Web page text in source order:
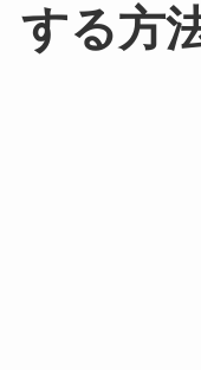
する方